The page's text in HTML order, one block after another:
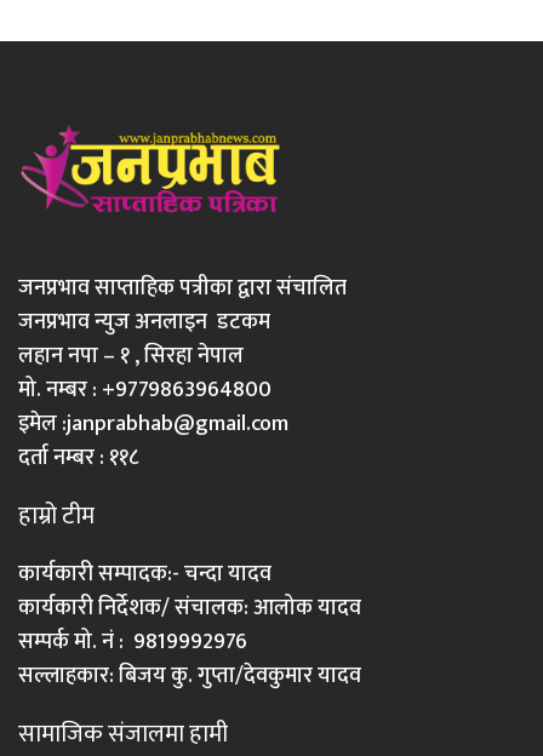
जनप्रभाव साप्ताहिक पत्रीका द्वारा संचालित
जनप्रभाव न्युज अनलाइन डटकम
लहान नपा – १ , सिरहा नेपाल
मो. नम्बर : +9779863964800
इमेल :janprabhab@gmail.com
दर्ता नम्बर : ११८
हाम्रो टीम
कार्यकारी सम्पादक:- चन्दा यादव
कार्यकारी निर्देशक/ संचालक: आलोक यादव
सम्पर्क मो. नं : 9819992976
सल्लाहकार: बिजय कु. गुप्ता/देवकुमार यादव
सामाजिक संजालमा हामी